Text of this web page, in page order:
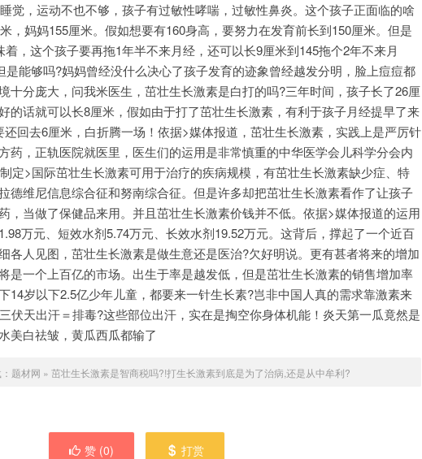
觉，运动不也不够，孩子有过敏性哮喘，过敏性鼻炎。这个孩子正面临的啥
，妈妈155厘米。假如想要有160身高，要努力在发育前长到150厘米。但是
着，这个孩子要再拖1年半不来月经，还可以长9厘米到145拖个2年不来月
是能够吗?妈妈曾经没什么决心了孩子发育的迹象曾经越发分明，脸上痘痘都
十分庞大，问我米医生，茁壮生长激素是白打的吗?三年时间，孩子长了26厘
的话就可以长8厘米，假如由于打了茁壮生长激素，有利于孩子月经提早了来
回去6厘米，白折腾一场！依据>媒体报道，茁壮生长激素，实践上是严厉针
药，正轨医院就医里，医生们的运用是非常慎重的中华医学会儿科学分会内
定>国际茁壮生长激素可用于治疗的疾病规模，有茁壮生长激素缺少症、特
德维尼信息综合征和努南综合征。但是许多却把茁壮生长激素看作了让孩子
，当做了保健品来用。并且茁壮生长激素价钱并不低。依据>媒体报道的运用
万元、短效水剂5.74万元、长效水剂19.52万元。这背后，撑起了一个近百
各人见图，茁壮生长激素是做生意还是医治?欠好明说。更有甚者将来的增加
是一个上百亿的市场。出生于率是越发低，但是茁壮生长激素的销售增加率
14岁以下2.5亿少年儿童，都要来一针生长素?岂非中国人真的需求靠激素来
伏天出汗＝排毒?这些部位出汗，实在是掏空你身体机能！炎天第一瓜竟然是
美白祛皱，黄瓜西瓜都输了
题材网 » 茁壮生长激素是智商税吗?!打生长激素到底是为了治病,还是从中牟利?
赞 (0) 打赏